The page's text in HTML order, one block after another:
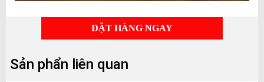
ĐẶT HÀNG NGAY
Sản phẩn liên quan